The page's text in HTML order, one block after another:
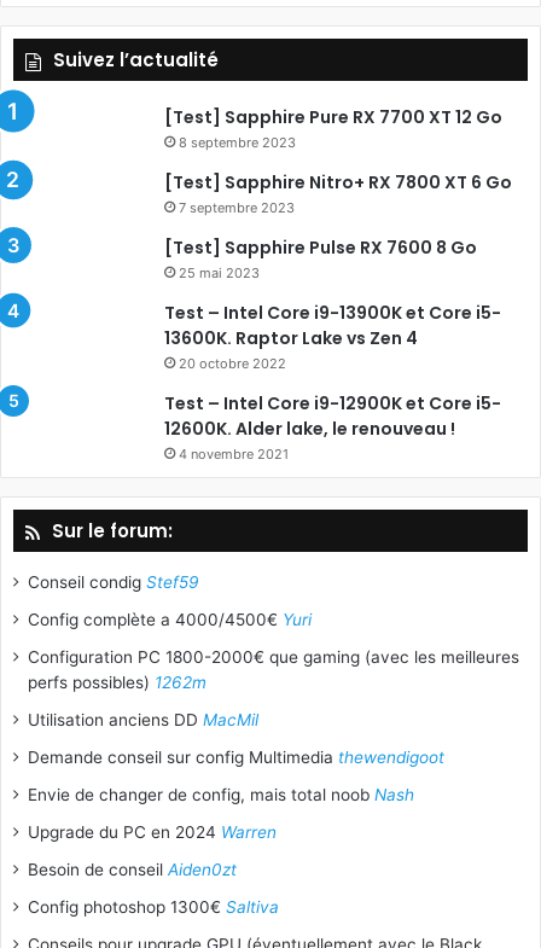
Suivez l’actualité
[Test] Sapphire Pure RX 7700 XT 12 Go
8 septembre 2023
[Test] Sapphire Nitro+ RX 7800 XT 6 Go
7 septembre 2023
[Test] Sapphire Pulse RX 7600 8 Go
25 mai 2023
Test – Intel Core i9-13900K et Core i5-
13600K. Raptor Lake vs Zen 4
20 octobre 2022
Test – Intel Core i9-12900K et Core i5-
12600K. Alder lake, le renouveau !
4 novembre 2021
Sur le forum:
Conseil condig Stef59
Config complète a 4000/4500€ Yuri
Configuration PC 1800-2000€ que gaming (avec les meilleures
perfs possibles) 1262m
Utilisation anciens DD MacMil
Demande conseil sur config Multimedia thewendigoot
Envie de changer de config, mais total noob Nash
Upgrade du PC en 2024 Warren
Besoin de conseil Aiden0zt
Config photoshop 1300€ Saltiva
Conseils pour upgrade GPU (éventuellement avec le Black